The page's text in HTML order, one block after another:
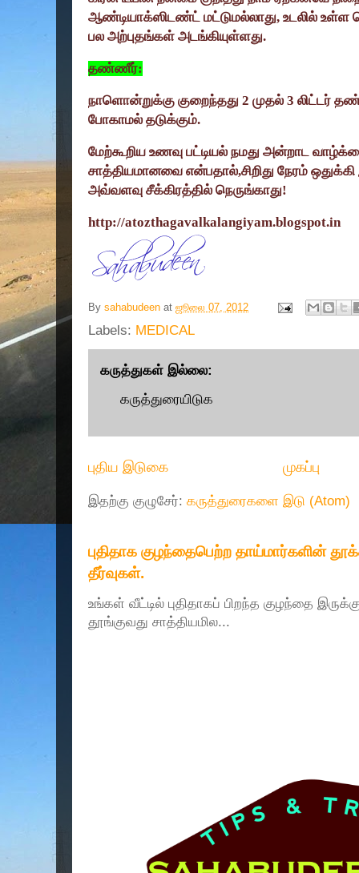
ஆண்டியாக்ஸிடண்ட் மட்டுமல்லாது, உடலில் உள்ள
பல அற்புதங்கள் அடங்கியுள்ளது.
தண்ணீர்:
நாளொன்றுக்கு குறைந்தது 2 முதல் 3 லிட்டர்
போகாமல் தடுக்கும்.
மேற்கூறிய உணவு பட்டியல் நமது அன்றாட
சாத்தியமானவை என்பதால்,சிறிது நேரம்
அவ்வளவு சீக்கிரத்தில் நெருங்காது!
http://atozthagavalkalangiyam.blogspot.in
By sahabudeen at ஜூலை 07, 2012
Labels: MEDICAL
கருத்துகள் இல்லை:
கருத்துரையிடுக
புதிய இடுகை முகப்பு
இதற்கு குழுசேர்: கருத்துரைகளை இடு (Atom)
புதிதாக குழந்தைபெற்ற தாய்மார்களின்
தீர்வுகள்.
உங்கள் வீட்டில் புதிதாகப் பிறந்த குழந்தை
தூங்குவது சாத்தியமில...